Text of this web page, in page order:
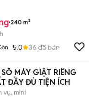
240 m²
5.0 36 đã bán
MÁY GIẶT RIÊNG
ĐẦY ĐỦ TIỆN ÍCH
vụ, mini